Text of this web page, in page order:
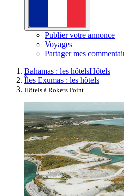
Publier votre annonce
Voyages
Partager mes
Bahamas : les hôtelsHôtels
Îles Exumas : les hôtels
Hôtels à Rokers Point